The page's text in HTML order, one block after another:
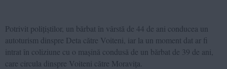
Potrivit polițiștilor, un bărbat în vârstă de 44 de ani conducea un
autoturism dinspre Deta către Voiteni, iar la un moment dat ar fi
intrat în coliziune cu o mașină condusă de un bărbat de 39 de ani,
care circula dinspre Voiteni către Moravița.